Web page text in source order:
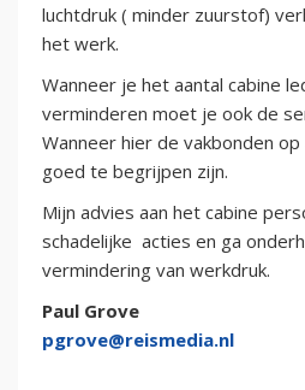
luchtdruk ( minder zuurstof)
het werk.
Wanneer je het aantal cabine
verminderen moet je ook de
Wanneer hier de vakbonden
goed te begrijpen zijn.
Mijn advies aan het cabine
schadelijke acties en ga
vermindering van werkdruk.
Paul Grove
pgrove@reismedia.nl